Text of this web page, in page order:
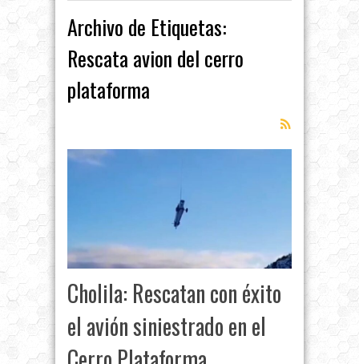
Archivo de Etiquetas:
Rescata avion del cerro
plataforma
Cholila: Rescatan con éxito
el avión siniestrado en el